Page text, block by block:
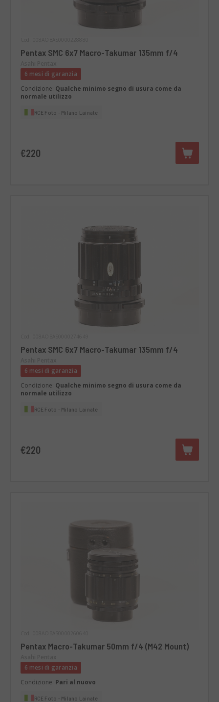
Pentax SMC 6x7 Macro-Takumar 135mm f/4
6 mesi di garanzia
Condizione: Qualche minimo segno di usura come da
normale utilizzo
RCE Foto - Milano Lainate
€220
Pentax SMC 6x7 Macro-Takumar 135mm f/4
6 mesi di garanzia
Condizione: Qualche minimo segno di usura come da
normale utilizzo
RCE Foto - Milano Lainate
€220
Pentax Macro-Takumar 50mm f/4 (M42 Mount)
6 mesi di garanzia
Condizione: Pari al nuovo
RCE Foto - Milano Lainate